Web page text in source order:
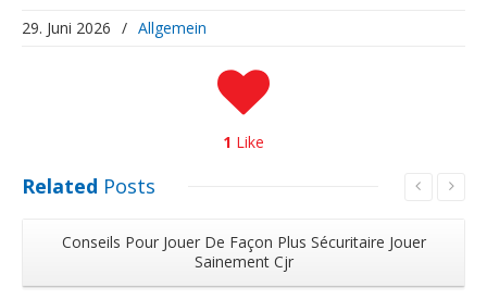
29. Juni 2026 / Allgemein
1 Like
Related Posts
Conseils Pour Jouer De Façon Plus Sécuritaire Jouer
Sainement Cjr